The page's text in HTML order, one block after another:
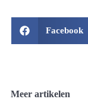
Facebook
Meer artikelen